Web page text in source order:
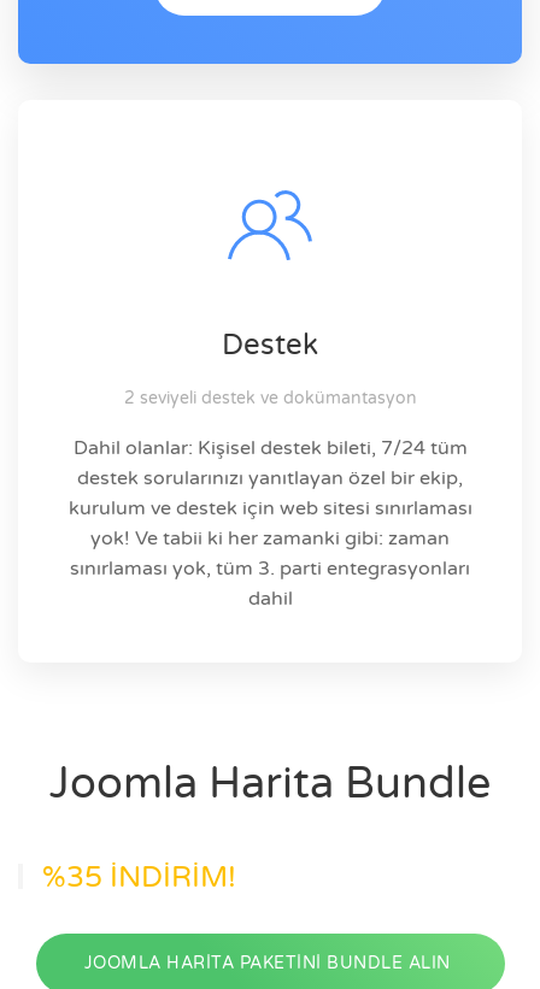
Destek
2 seviyeli destek ve dokümantasyon
Dahil olanlar: Kişisel destek bileti, 7/24 tüm
destek sorularınızı yanıtlayan özel bir ekip,
kurulum ve destek için web sitesi sınırlaması
yok! Ve tabii ki her zamanki gibi: zaman
sınırlaması yok, tüm 3. parti entegrasyonları
dahil
Joomla Harita Bundle
%35 İNDİRİM!
JOOMLA HARİTA PAKETİNİ BUNDLE ALIN